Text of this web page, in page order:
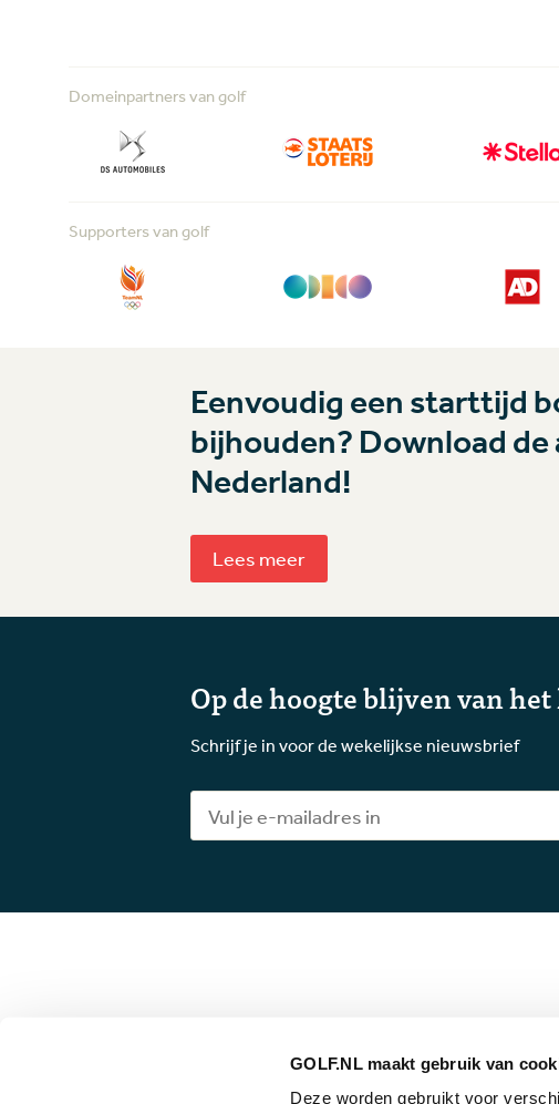
GOLF.NL maakt gebruik van
Deze worden gebruikt voor
Domeinpartners van golf
Supporters van golf
Eenvoudig een starttijd
bijhouden? Download de
Nederland!
Lees meer
Op de hoogte blijven van
Schrijf je in voor de wekelijkse nieuwsbrief